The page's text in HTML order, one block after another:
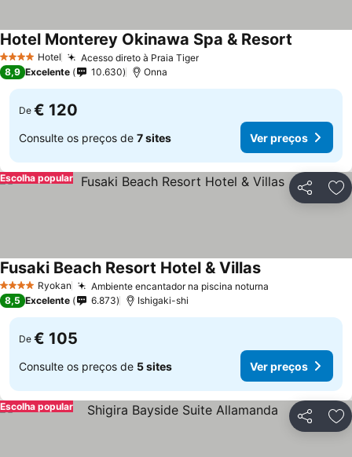
4 EstrelasHotel Acesso direto à Praia Tiger
Hotel Monterey Okinawa Spa & Resort
8,9 Excelente 10.630 Onna
De € 120
Consulte os preços de 7 sites Ver preços
Partilhar
Escolha popular
4 EstrelasRyokan Ambiente encantador na piscina noturna
Fusaki Beach Resort Hotel & Villas
8,5 Excelente 6.873 Ishigaki-shi
De € 105
Consulte os preços de 5 sites Ver preços
Partilhar
Escolha popular